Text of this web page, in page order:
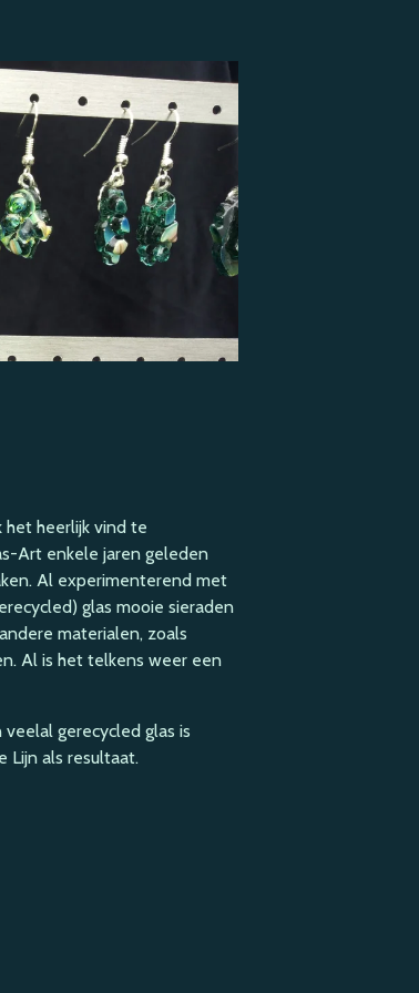
het heerlijk vind te
Art enkele jaren geleden
Al experimenterend met
glas mooie sieraden
materialen, zoals
Al is het telkens weer een
gerecycled glas is
Lijn als resultaat.